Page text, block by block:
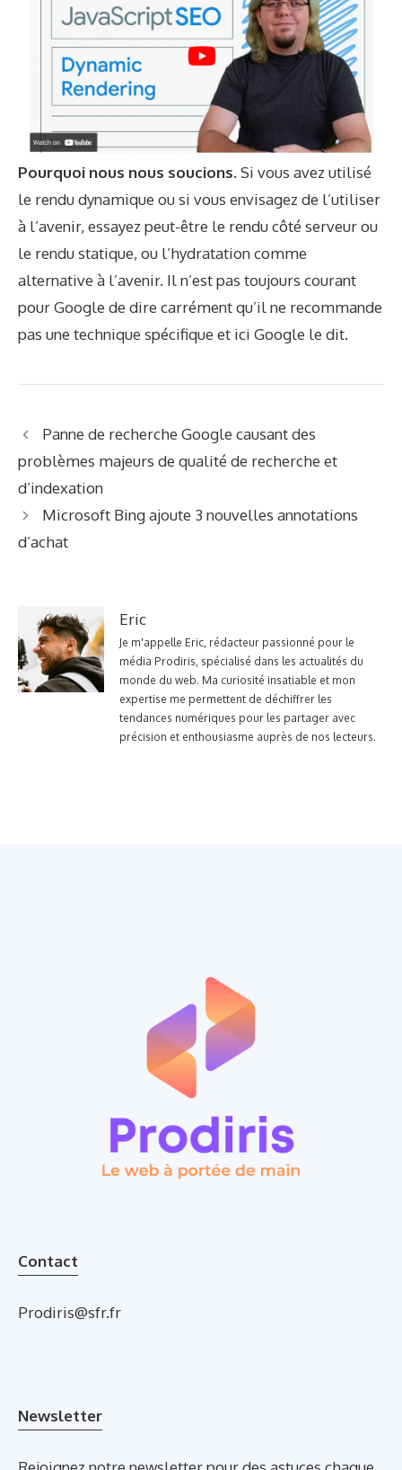
Pourquoi nous nous soucions. Si vous avez utilisé
le rendu dynamique ou si vous envisagez de l’utiliser
à l’avenir, essayez peut-être le rendu côté serveur ou
le rendu statique, ou l’hydratation comme
alternative à l’avenir. Il n’est pas toujours courant
pour Google de dire carrément qu’il ne recommande
pas une technique spécifique et ici Google le dit.
Panne de recherche Google causant des
problèmes majeurs de qualité de recherche et
d’indexation
Microsoft Bing ajoute 3 nouvelles annotations
d’achat
Eric
Je m'appelle Eric, rédacteur passionné pour le
média Prodiris, spécialisé dans les actualités du
monde du web. Ma curiosité insatiable et mon
expertise me permettent de déchiffrer les
tendances numériques pour les partager avec
précision et enthousiasme auprès de nos lecteurs.
Contact
Prodiris@sfr.fr
Newsletter